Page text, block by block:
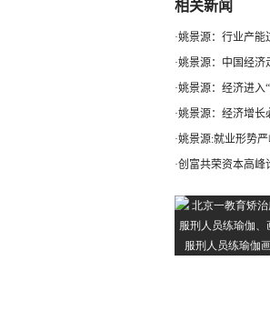
相关新闻
·姚景源：行业产能
·姚景源：中国经济
·姚景源：经济进入
·姚景源：经济增长
·姚景源:就业形势
·创富共荣资本高峰